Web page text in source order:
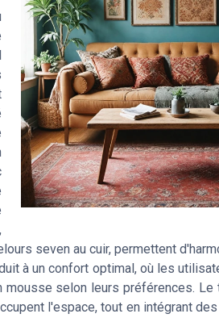
seven au cuir, permettent
à un confort optimal, où les
selon leurs préférences. Le
l'espace, tout en intégrant